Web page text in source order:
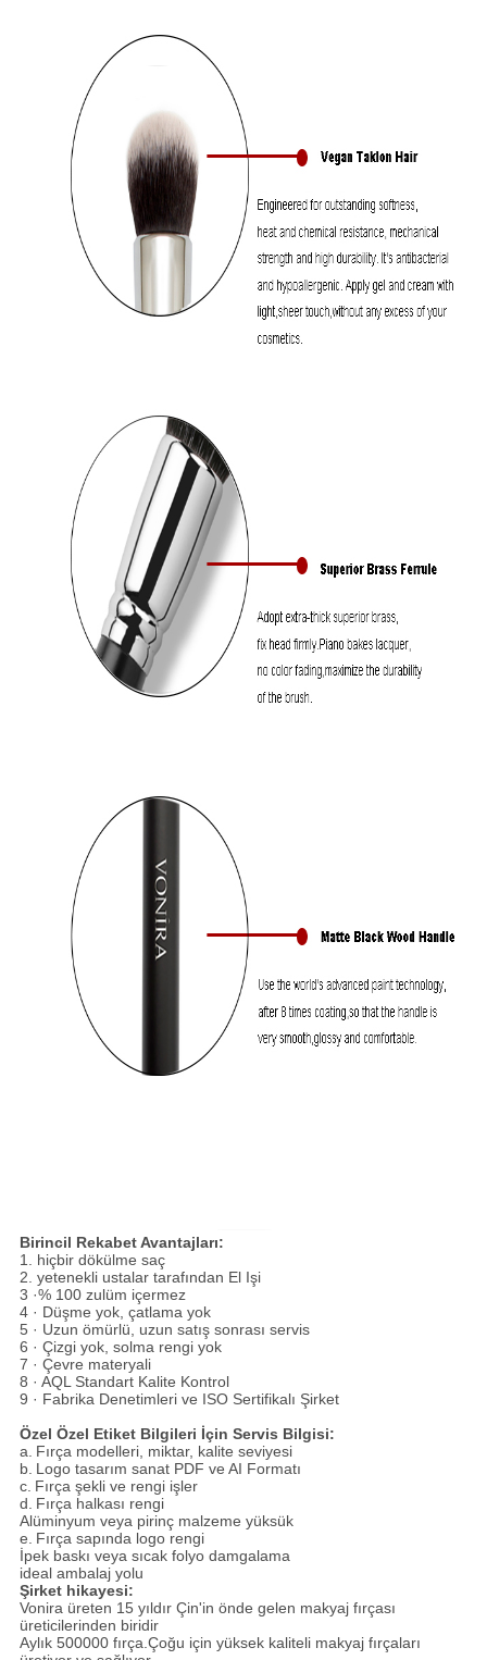
Birincil Rekabet Avantajları:
1. hiçbir dökülme saç
2. yetenekli ustalar tarafından El Işi
3 ·% 100 zulüm içermez
4 · Düşme yok, çatlama yok
5 · Uzun ömürlü, uzun satış sonrası servis
6 · Çizgi yok, solma rengi yok
7 · Çevre materyali
8 · AQL Standart Kalite Kontrol
9 · Fabrika Denetimleri ve ISO Sertifikalı Şirket
Özel Özel Etiket Bilgileri İçin Servis Bilgisi:
a. Fırça modelleri, miktar, kalite seviyesi
b. Logo tasarım sanat PDF ve AI Formatı
c. Fırça şekli ve rengi işler
d. Fırça halkası rengi
Alüminyum veya pirinç malzeme yüksük
e. Fırça sapında logo rengi
İpek baskı veya sıcak folyo damgalama
ideal ambalaj yolu
Şirket hikayesi:
Vonira üreten 15 yıldır Çin'in önde gelen makyaj fırçası
üreticilerinden biridir
Aylık 500000 fırça.Çoğu için yüksek kaliteli makyaj fırçaları